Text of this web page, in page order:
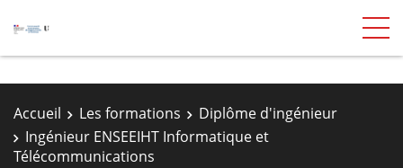
Accueil Les formations
Diplôme d'ingénieur
Ingénieur ENSEEIHT Informatique et
Télécommunications